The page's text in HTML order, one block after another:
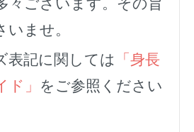
いませ。
表記に関しては
「身長
」 をご参照ください